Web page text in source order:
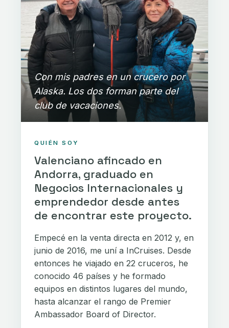
Con mis padres en un crucero por
Alaska. Los dos forman parte del
club de vacaciones.
QUIÉN SOY
Valenciano afincado en
Andorra, graduado en
Negocios Internacionales y
emprendedor desde antes
de encontrar este proyecto.
Empecé en la venta directa en 2012 y, en
junio de 2016, me uní a InCruises. Desde
entonces he viajado en 22 cruceros, he
conocido 46 países y he formado
equipos en distintos lugares del mundo,
hasta alcanzar el rango de Premier
Ambassador Board of Director.